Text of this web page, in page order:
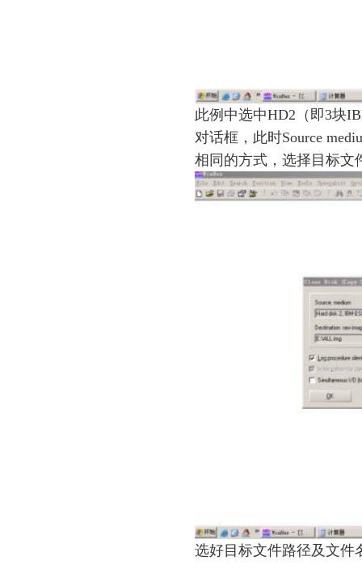
此例中选中HD2（即3块
对话框，此时Source
相同的方式，选择目标文
选好目标文件路径及文件